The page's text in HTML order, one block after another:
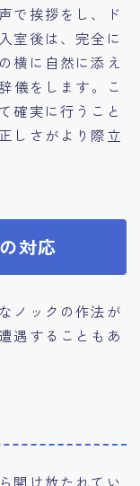
で挨拶をし、ド
室後は、完全に
横に自然に添え
儀をします。こ
確実に行うこと
しさがより際立
対応
ノックの作法が
遇することもあ
開け放たれてい